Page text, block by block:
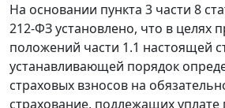
На основании пункта 3 части 8
212-ФЗ установлено, что в целях
положений части 1.1 настоящей
устанавливающей порядок
страховых взносов на
страхование, подлежащих